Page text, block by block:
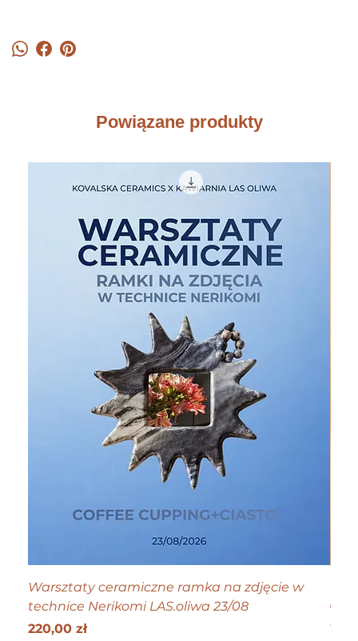
Powiązane produkty
Warsztaty ceramiczne ramka na zdjęcie w
technice Nerikomi LAS.oliwa 23/08
Cena
220,00 zł Get